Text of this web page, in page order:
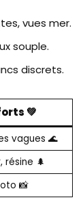
vues mer.
souple.
discrets.
💚
vagues 🌊
résine 🌲
📸